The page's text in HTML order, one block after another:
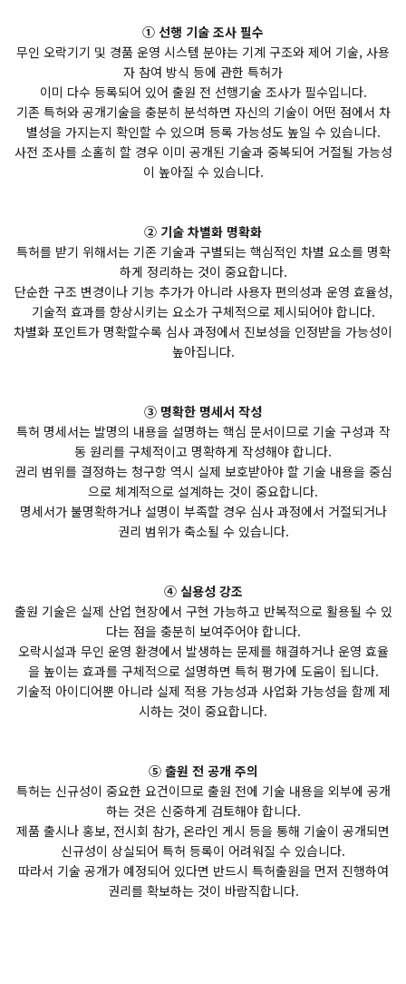
① 선행 기술 조사 필수
무인 오락기기 및 경품 운영 시스템 분야는 기계 구조와 제어 기술, 사용
자 참여 방식 등에 관한 특허가
이미 다수 등록되어 있어 출원 전 선행기술 조사가 필수입니다.
기존 특허와 공개기술을 충분히 분석하면 자신의 기술이 어떤 점에서 차
별성을 가지는지 확인할 수 있으며 등록 가능성도 높일 수 있습니다.
사전 조사를 소홀히 할 경우 이미 공개된 기술과 중복되어 거절될 가능성
이 높아질 수 있습니다.
② 기술 차별화 명확화
특허를 받기 위해서는 기존 기술과 구별되는 핵심적인 차별 요소를 명확
하게 정리하는 것이 중요합니다.
단순한 구조 변경이나 기능 추가가 아니라 사용자 편의성과 운영 효율성,
기술적 효과를 향상시키는 요소가 구체적으로 제시되어야 합니다.
차별화 포인트가 명확할수록 심사 과정에서 진보성을 인정받을 가능성이
높아집니다.
③ 명확한 명세서 작성
특허 명세서는 발명의 내용을 설명하는 핵심 문서이므로 기술 구성과 작
동 원리를 구체적이고 명확하게 작성해야 합니다.
권리 범위를 결정하는 청구항 역시 실제 보호받아야 할 기술 내용을 중심
으로 체계적으로 설계하는 것이 중요합니다.
명세서가 불명확하거나 설명이 부족할 경우 심사 과정에서 거절되거나
권리 범위가 축소될 수 있습니다.
④ 실용성 강조
출원 기술은 실제 산업 현장에서 구현 가능하고 반복적으로 활용될 수 있
다는 점을 충분히 보여주어야 합니다.
오락시설과 무인 운영 환경에서 발생하는 문제를 해결하거나 운영 효율
을 높이는 효과를 구체적으로 설명하면 특허 평가에 도움이 됩니다.
기술적 아이디어뿐 아니라 실제 적용 가능성과 사업화 가능성을 함께 제
시하는 것이 중요합니다.
⑤ 출원 전 공개 주의
특허는 신규성이 중요한 요건이므로 출원 전에 기술 내용을 외부에 공개
하는 것은 신중하게 검토해야 합니다.
제품 출시나 홍보, 전시회 참가, 온라인 게시 등을 통해 기술이 공개되면
신규성이 상실되어 특허 등록이 어려워질 수 있습니다.
따라서 기술 공개가 예정되어 있다면 반드시 특허출원을 먼저 진행하여
권리를 확보하는 것이 바람직합니다.